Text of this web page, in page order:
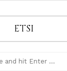
ETSI